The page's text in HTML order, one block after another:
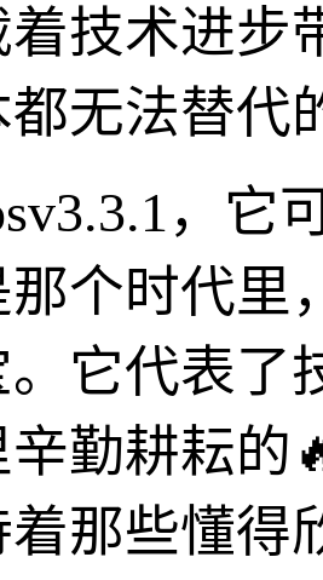
技术进步
无法替代
，它
那个时代里
它代表了
勤耕耘的
着那些懂得